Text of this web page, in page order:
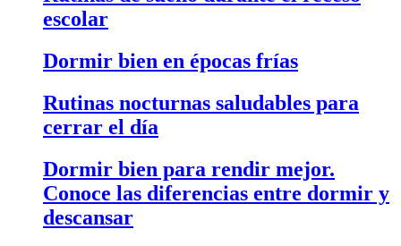
escolar
Dormir bien en épocas frías
Rutinas nocturnas saludables para
cerrar el día
Dormir bien para rendir mejor.
Conoce las diferencias entre dormir y
descansar